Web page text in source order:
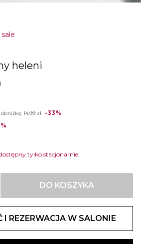
sale
heleni
14,99 zł -33%
tylko stacjonarnie.
DO KOSZYKA
I REZERWACJA W SALONIE